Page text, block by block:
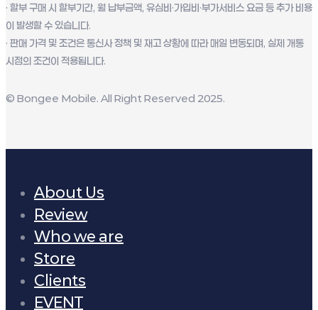
· 할부 구매 시 할부기간, 월 납부금액, 유심비·가입비·부가서비스 요금 등 추가 비용
이 발생할 수 있습니다.
· 판매 가격 및 조건은 통신사 정책 및 재고 상황에 따라 매일 변동되며, 실제 개통
시점의 조건이 적용됩니다.
© Bongee Mobile. All Right Reserved 2025.
About Us
Review
Who we are
Store
Clients
EVENT